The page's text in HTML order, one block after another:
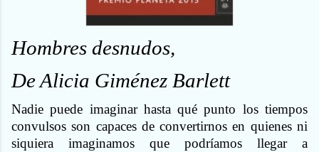
Hombres desnudos,
De Alicia Giménez Barlett
Nadie puede imaginar hasta qué punto los tiempos
convulsos son capaces de convertirnos en quienes ni
siquiera imaginamos que podríamos llegar a